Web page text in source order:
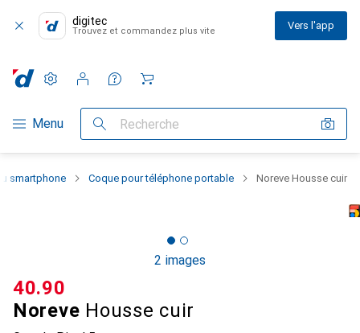
digitec
Trouvez et commandez plus vite Vers l'app
Navigation par catégorie
Menu Recherche
Paramètres
Compte client
Listes de comparaison
Listes d'envies
Panier
smartphone Coque pour téléphone portable Noreve Housse cuir
2 images
Noreve Housse cuir
CHF
40.90